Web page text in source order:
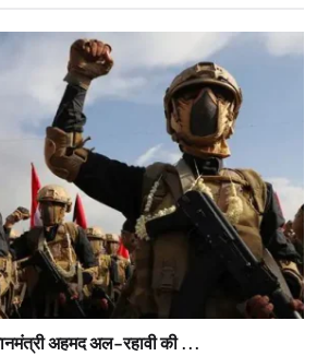
अहमद अल-रहावी की ...